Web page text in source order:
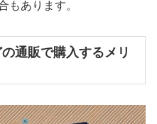
もあります。
通販で購入するメリ